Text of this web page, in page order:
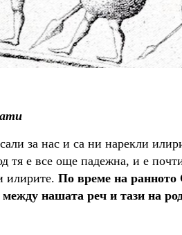
за нас и са ни нарекли
тя е все още падежна, и е
илирите. По време на ранното
нашата реч и тази на